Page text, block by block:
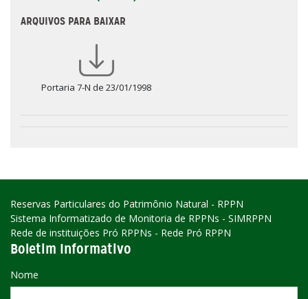
ARQUIVOS PARA BAIXAR
Portaria 7-N de 23/01/1998
Reservas Particulares do Patrimônio Natural - RPPN
Sistema Informatizado de Monitoria de RPPNs - SIMRPPN
Rede de instituições Pró RPPNs - Rede Pró RPPN
Boletim Informativo
Nome